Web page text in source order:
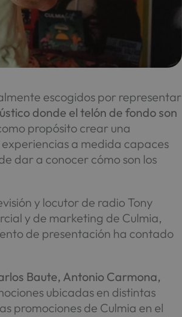
escogidos por representar
donde el telón de fondo son
propósito crear una
a medida capaces
dar a conocer cómo son los
y locutor de radio Tony
y de marketing de Culmia,
de presentación ha contado
Baute, Antonio Carmona,
ubicadas en distintas
promociones de Culmia en el